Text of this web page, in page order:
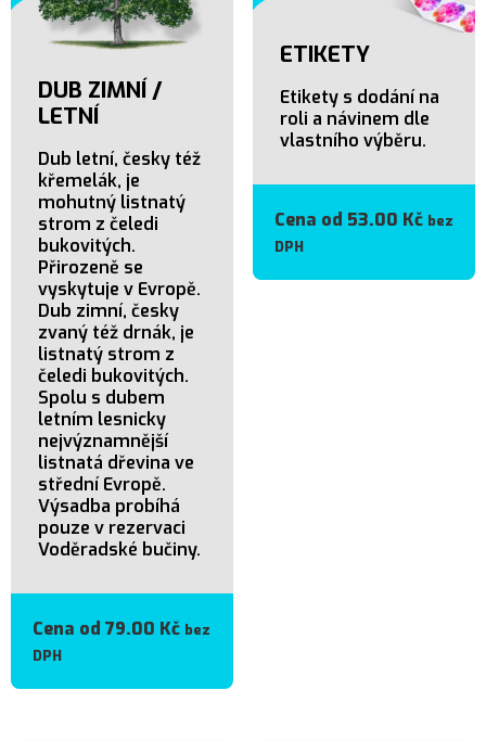
DUB ZIMNÍ /
LETNÍ
Dub letní, česky též
křemelák, je
mohutný listnatý
strom z čeledi
bukovitých.
Přirozeně se
vyskytuje v Evropě.
Dub zimní, česky
zvaný též drnák, je
listnatý strom z
čeledi bukovitých.
Spolu s dubem
letním lesnicky
nejvýznamnější
listnatá dřevina ve
střední Evropě.
Výsadba probíhá
pouze v rezervaci
Voděradské bučiny.
Cena od 79.00 Kč bez
DPH
ETIKETY
Etikety s dodání na
roli a návinem dle
vlastního výběru.
Cena od 53.00 Kč bez
DPH